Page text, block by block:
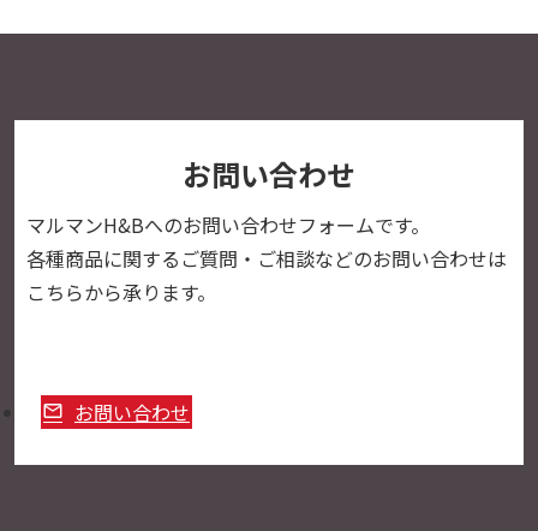
お問い合わせ
マルマンH&Bへのお問い合わせフォームです。
各種商品に関するご質問・ご相談などのお問い合わせは
こちらから承ります。
お問い合わせ